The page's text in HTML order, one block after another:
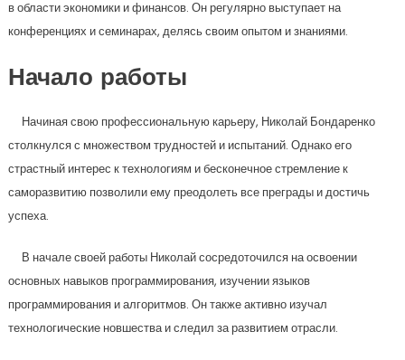
в области экономики и финансов. Он регулярно выступает на
конференциях и семинарах, делясь своим опытом и знаниями.
Начало работы
Начиная свою профессиональную карьеру, Николай Бондаренко
столкнулся с множеством трудностей и испытаний. Однако его
страстный интерес к технологиям и бесконечное стремление к
саморазвитию позволили ему преодолеть все преграды и достичь
успеха.
В начале своей работы Николай сосредоточился на освоении
основных навыков программирования, изучении языков
программирования и алгоритмов. Он также активно изучал
технологические новшества и следил за развитием отрасли.